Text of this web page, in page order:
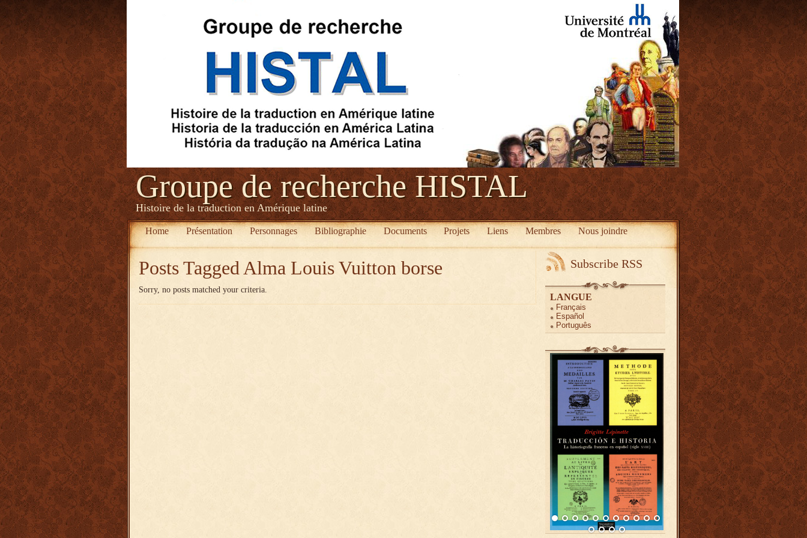
Groupe de recherche HISTAL
Histoire de la traduction en Amérique latine
Home Présentation Personnages Bibliographie Documents Projets Liens Membres Nous joindre
Posts Tagged Alma Louis Vuitton borse
Sorry, no posts matched your criteria.
Subscribe RSS
LANGUE
Français
Español
Português